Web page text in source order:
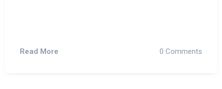
Read More 0 Comments